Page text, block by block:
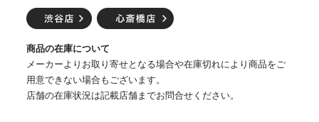
商品の在庫について
メーカーよりお取り寄せとなる場合や在庫切れにより商品をご
用意できない場合もございます。
店舗の在庫状況は記載店舗までお問合せください。